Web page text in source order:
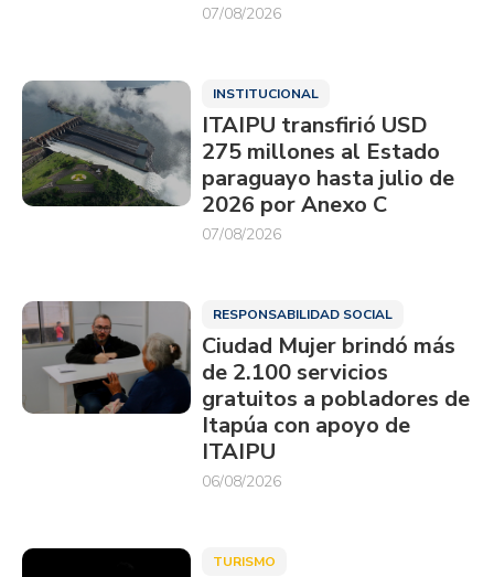
07/08/2026
INSTITUCIONAL
ITAIPU transfirió USD
275 millones al Estado
paraguayo hasta julio de
2026 por Anexo C
07/08/2026
RESPONSABILIDAD SOCIAL
Ciudad Mujer brindó más
de 2.100 servicios
gratuitos a pobladores de
Itapúa con apoyo de
ITAIPU
06/08/2026
TURISMO